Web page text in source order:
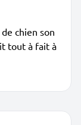
chien son
tout à fait à